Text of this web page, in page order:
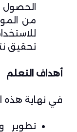
من
تحقيق
أهداف التعلم
في نهاية هذه
تطوير